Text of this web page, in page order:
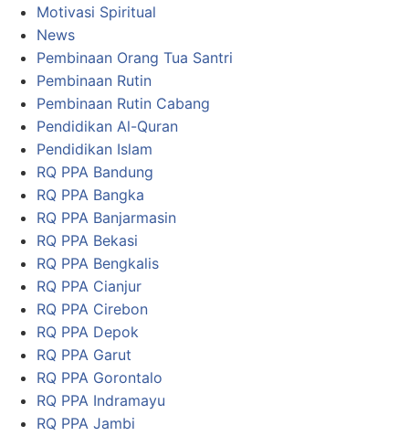
Motivasi Spiritual
News
Pembinaan Orang Tua Santri
Pembinaan Rutin
Pembinaan Rutin Cabang
Pendidikan Al-Quran
Pendidikan Islam
RQ PPA Bandung
RQ PPA Bangka
RQ PPA Banjarmasin
RQ PPA Bekasi
RQ PPA Bengkalis
RQ PPA Cianjur
RQ PPA Cirebon
RQ PPA Depok
RQ PPA Garut
RQ PPA Gorontalo
RQ PPA Indramayu
RQ PPA Jambi